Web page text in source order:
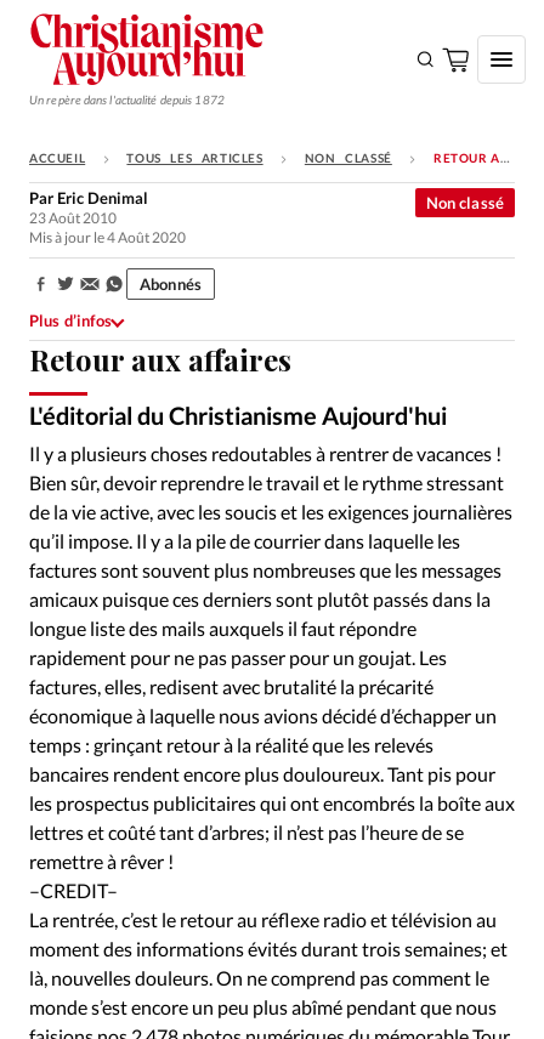
Un repère dans l'actualité depuis 1872
S'ABONNER
Monde
Opinions
Tous les articles
Faire un don
Emploi
Se connecter
Édition: Internationale
Devise:CHF
RUBRIQUES
Tous les articles
Actualité chrétienne
Actualité internationale
Chronique
Culture
Eglises Foi Génération réveil
Monde
Opinions
Publireportage
Relations Aujourd'hui
Société
Tour du monde des Eglises
Trait d'Ixène
Vécu
Vie Intérieure
ACCUEIL TOUS LES ARTICLES NON CLASSÉ RETOUR AUX AFFAIRES
Retour aux affaires
L'éditorial du Christianisme Aujourd'hui
Non classé
Par Eric Denimal
23 Août 2010
Mis à jour le 4 Août 2020
Partager:
Abonnés
Plus d’infos
Il y a plusieurs choses redoutables à rentrer de vacances !
Bien sûr, devoir reprendre le travail et le rythme stressant
de la vie active, avec les soucis et les exigences journalières
qu’il impose. Il y a la pile de courrier dans laquelle les
factures sont souvent plus nombreuses que les messages
amicaux puisque ces derniers sont plutôt passés dans la
longue liste des mails auxquels il faut répondre
rapidement pour ne pas passer pour un goujat. Les
factures, elles, redisent avec brutalité la précarité
économique à laquelle nous avions décidé d’échapper un
temps : grinçant retour à la réalité que les relevés
bancaires rendent encore plus douloureux. Tant pis pour
les prospectus publicitaires qui ont encombrés la boîte aux
lettres et coûté tant d’arbres; il n’est pas l’heure de se
remettre à rêver !
–CREDIT–
La rentrée, c’est le retour au réflexe radio et télévision au
moment des informations évités durant trois semaines; et
là, nouvelles douleurs. On ne comprend pas comment le
monde s’est encore un peu plus abîmé pendant que nous